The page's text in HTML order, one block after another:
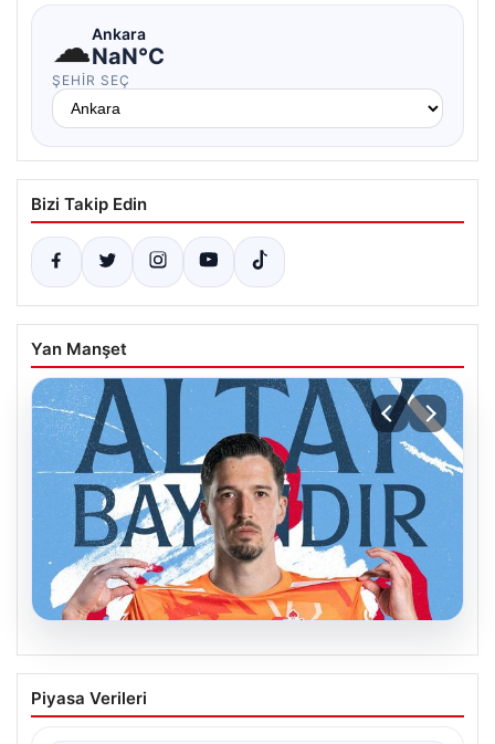
☁Ankara
NaN°C
ŞEHIR SEÇ
Bizi Takip Edin
Yan Manşet
07.08.2026
Celta Vigo, Altay Bayındır Transferini
Görsel Bir Şölenle Duyurdu
Piyasa Verileri